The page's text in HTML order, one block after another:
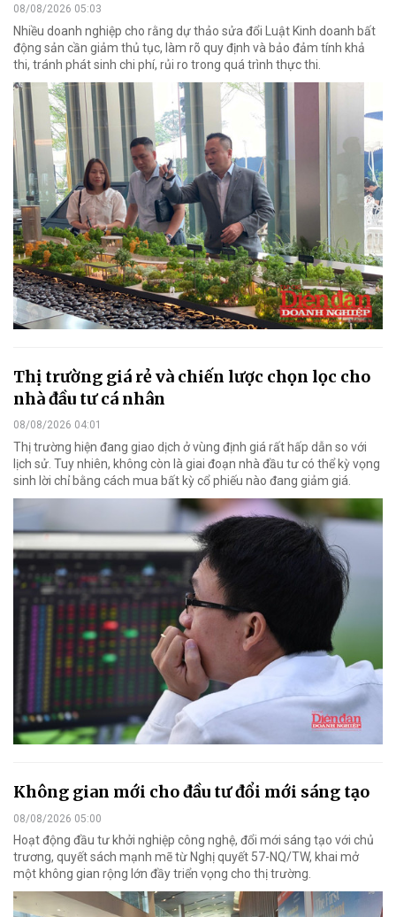
08/08/2026 05:03
Nhiều doanh nghiệp cho rằng dự thảo sửa đổi Luật Kinh doanh bất
động sản cần giảm thủ tục, làm rõ quy định và bảo đảm tính khả
thi, tránh phát sinh chi phí, rủi ro trong quá trình thực thi.
Thị trường giá rẻ và chiến lược chọn lọc cho
nhà đầu tư cá nhân
08/08/2026 04:01
Thị trường hiện đang giao dịch ở vùng định giá rất hấp dẫn so với
lịch sử. Tuy nhiên, không còn là giai đoạn nhà đầu tư có thể kỳ vọng
sinh lời chỉ bằng cách mua bất kỳ cổ phiếu nào đang giảm giá.
Không gian mới cho đầu tư đổi mới sáng tạo
08/08/2026 05:00
Hoạt động đầu tư khởi nghiệp công nghệ, đổi mới sáng tạo với chủ
trương, quyết sách mạnh mẽ từ Nghị quyết 57-NQ/TW, khai mở
một không gian rộng lớn đầy triển vọng cho thị trường.